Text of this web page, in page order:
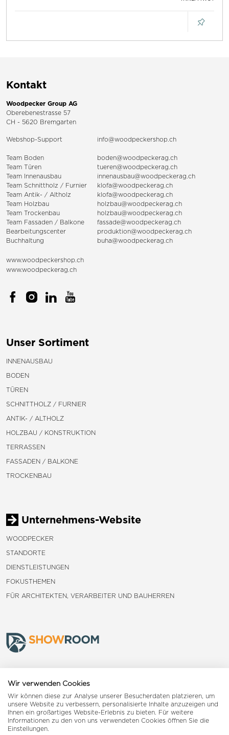
Kontakt
Woodpecker Group AG
Oberebenestrasse 57
CH - 5620 Bremgarten
Webshop-Support info@woodpeckershop.ch
Team Boden
boden@woodpeckerag.ch
Team Türen
tueren@woodpeckerag.ch
Team Innenausbau
innenausbau@woodpeckerag.ch
Team Schnittholz / Furnier
klofa@woodpeckerag.ch
Team Antik- / Altholz
klofa@woodpeckerag.ch
Team Holzbau
holzbau@woodpeckerag.ch
Team Trockenbau
holzbau@woodpeckerag.ch
Team Fassaden / Balkone
fassade@woodpeckerag.ch
Bearbeitungscenter
produktion@woodpeckerag.ch
Buchhaltung
buha@woodpeckerag.ch
www.woodpeckershop.ch
www.woodpeckerag.ch
Unser Sortiment
INNENAUSBAU
BODEN
TÜREN
SCHNITTHOLZ / FURNIER
ANTIK- / ALTHOLZ
HOLZBAU / KONSTRUKTION
TERRASSEN
FASSADEN / BALKONE
TROCKENBAU
Unternehmens-Website
WOODPECKER
STANDORTE
DIENSTLEISTUNGEN
FOKUSTHEMEN
FÜR ARCHITEKTEN, VERARBEITER UND BAUHERREN
Landquart
Reiden
Wir verwenden Cookies
Wir können diese zur Analyse unserer Besucherdaten platzieren, um
unsere Website zu verbessern, personalisierte Inhalte anzuzeigen und
Ihnen ein großartiges Website-Erlebnis zu bieten. Für weitere
Informationen zu den von uns verwendeten Cookies öffnen Sie die
Einstellungen.